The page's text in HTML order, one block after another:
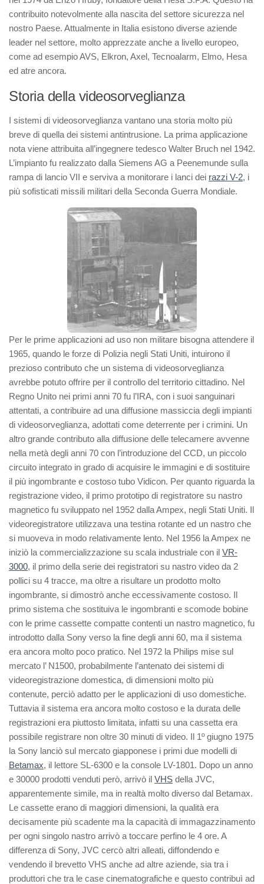
contribuito notevolmente alla nascita del settore sicurezza nel
nostro Paese. Attualmente in Italia esistono diverse aziende
leader nel settore, molto apprezzate anche a livello europeo,
come ad esempio AVS, Elkron, Axel, Tecnoalarm, Elmo, Hesa
ed atre ancora.
Storia della videosorveglianza
I sistemi di videosorveglianza vantano una storia molto più
breve di quella dei sistemi antintrusione. La prima applicazione
nota viene attribuita all’ingegnere tedesco Walter Bruch nel 1942.
L’impianto fu realizzato dalla Siemens AG a Peenemunde sulla
rampa di lancio VII e serviva a monitorare i lanci dei razzi V-2, i
più sofisticati missili militari della Seconda Guerra Mondiale.
Per le prime applicazioni ad uso non militare bisogna attendere il
1965, quando le forze di Polizia negli Stati Uniti, intuirono il
prezioso contributo che un sistema di videosorveglianza
avrebbe potuto offrire per il controllo del territorio cittadino. Nel
Regno Unito nei primi anni 70 fu l’IRA, con i suoi sanguinari
attentati, a contribuire ad una diffusione massiccia degli impianti
di videosorveglianza, adottati come deterrente per i crimini. Un
altro grande contributo alla diffusione delle telecamere avvenne
nella metà degli anni 70 con l’introduzione del CCD, un piccolo
circuito integrato in grado di acquisire le immagini e di sostituire
il più ingombrante e costoso tubo Vidicon. Per quanto riguarda la
registrazione video, il primo prototipo di registratore su nastro
magnetico fu sviluppato nel 1952 dalla Ampex, negli Stati Uniti. Il
videoregistratore utilizzava una testina rotante ed un nastro che
si muoveva in modo relativamente lento. Nel 1956 la Ampex ne
iniziò la commercializzazione su scala industriale con il VR-
3000, il primo della serie dei registratori su nastro video da 2
pollici su 4 tracce, ma oltre a risultare un prodotto molto
ingombrante, si dimostrò anche eccessivamente costoso. Il
primo sistema che sostituiva le ingombranti e scomode bobine
con le prime cassette compatte contenti un nastro magnetico, fu
introdotto dalla Sony verso la fine degli anni 60, ma il sistema
era ancora molto poco pratico. Nel 1972 la Philips mise sul
mercato l’ N1500, probabilmente l’antenato dei sistemi di
videoregistrazione domestica, di dimensioni molto più
contenute, perciò adatto per le applicazioni di uso domestiche.
Tuttavia il sistema era ancora molto costoso e la durata delle
registrazioni era piuttosto limitata, infatti su una cassetta era
possibile registrare non oltre 30 minuti di video. Il 1º giugno 1975
la Sony lanciò sul mercato giapponese i primi due modelli di
Betamax, il lettore SL-6300 e la console LV-1801. Dopo un anno
e 30000 prodotti venduti però, arrivò il VHS della JVC,
apparentemente simile, ma in realtà molto diverso dal Betamax.
Le cassette erano di maggiori dimensioni, la qualità era
decisamente più scadente ma la capacità di immagazzinamento
per ogni singolo nastro arrivò a toccare perfino le 4 ore. A
differenza di Sony, JVC cercò altri alleati, diffondendo e
vendendo il brevetto VHS anche ad altre aziende, sia tra i
produttori che tra le case cinematografiche e questo contribuì ad